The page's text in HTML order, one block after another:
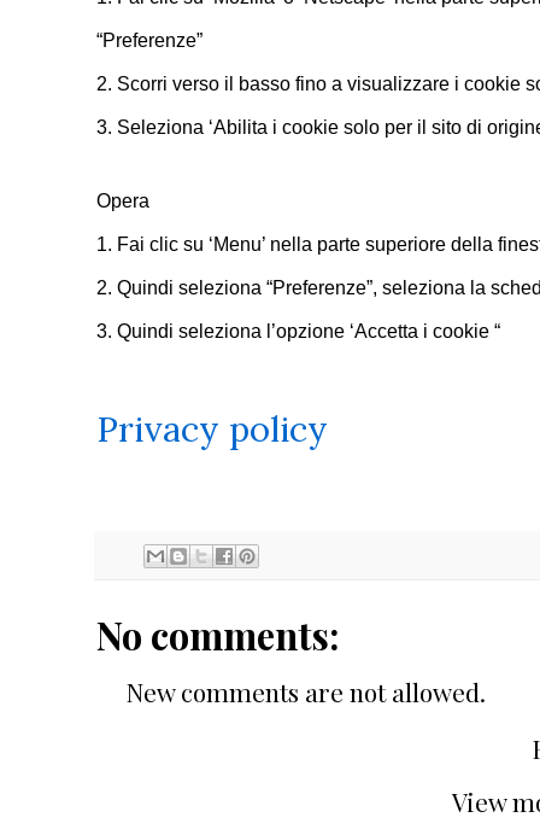
“Preferenze”
2. Scorri verso il basso fino a visualizzare i cookie
3. Seleziona ‘Abilita i cookie solo per il sito di
Opera
1. Fai clic su ‘Menu’ nella parte superiore della
2. Quindi seleziona “Preferenze”, seleziona la
3. Quindi seleziona l’opzione ‘Accetta i cookie “
Privacy policy
No comments:
New comments are not allowed.
View